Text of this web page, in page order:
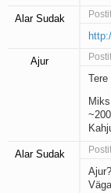
Alar Sudak
Ajur
Tere
Alar Sudak
Ajur?